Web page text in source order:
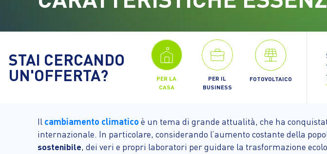
STAI CERCANDO
UN'OFFERTA?
PER LA
CASA
PER IL
BUSINESS
FOTOVOLTAICO
Il cambiamento climatico è un tema di grande attualità, che ha
internazionale. In particolare, considerando l’aumento costante della
sostenibile, dei veri e propri laboratori per guidare la trasformazione